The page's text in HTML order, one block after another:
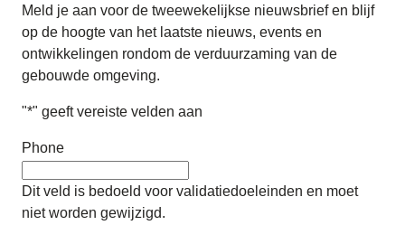
Meld je aan voor de tweewekelijkse nieuwsbrief en blijf
op de hoogte van het laatste nieuws, events en
ontwikkelingen rondom de verduurzaming van de
gebouwde omgeving.
"*" geeft vereiste velden aan
Phone
Dit veld is bedoeld voor validatiedoeleinden en moet
niet worden gewijzigd.